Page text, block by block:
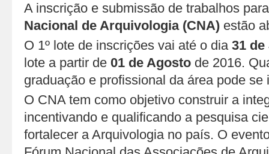
A inscrição e submissão de trabalhos
Nacional de Arquivologia (CNA) estão
O 1º lote de inscrições vai até o dia 31
lote a partir de 01 de Agosto de 2016.
graduação e profissional da área pode se
O CNA tem como objetivo construir a
incentivando e qualificando a pesquisa
fortalecer a Arquivologia no país. O